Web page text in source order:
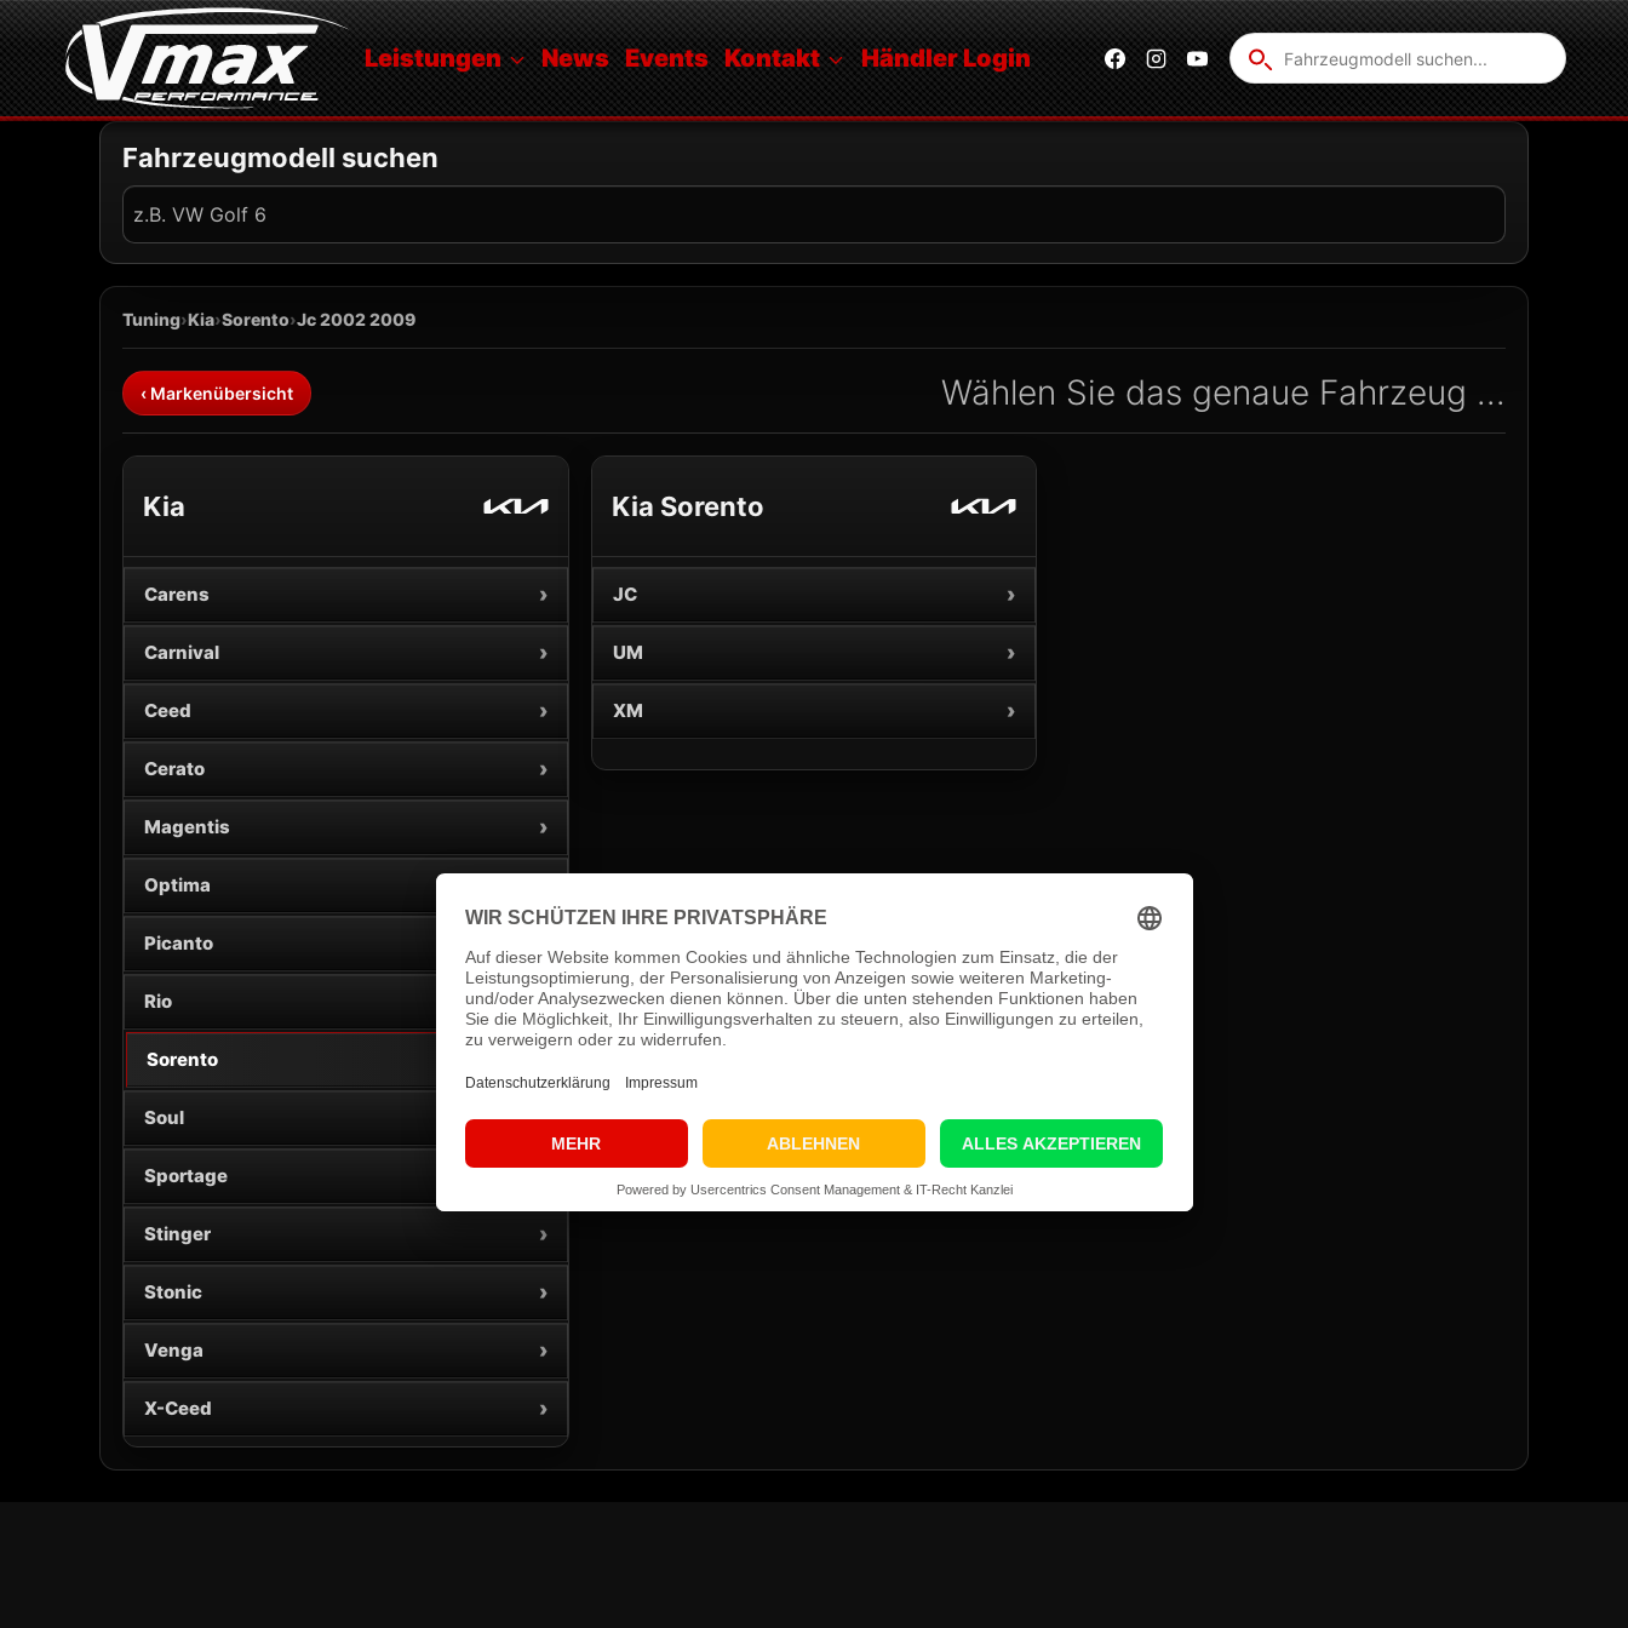
Zum
Inhalt
springen
Leistungen News Events Kontakt Händler Login
Fahrzeug
suchen
Fahrzeugmodell suchen
Fahrzeug
suchen
Tuning›Kia›Sorento›Jc 2002 2009
‹ Markenübersicht Wählen Sie das genaue Fahrzeug ...
Kia
Carens ›
Carnival ›
Ceed ›
Cerato ›
Magentis ›
Optima
Picanto
Rio ›
Sorento
Soul ›
Sportage ›
Stinger ›
Stonic ›
Venga ›
X-Ceed ›
Kia Sorento
JC ›
UM ›
XM ›